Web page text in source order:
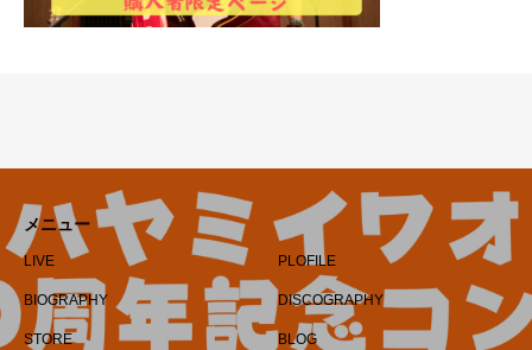
メニュー
LIVE PLOFILE
BIOGRAPHY DISCOGRAPHY
STORE BLOG